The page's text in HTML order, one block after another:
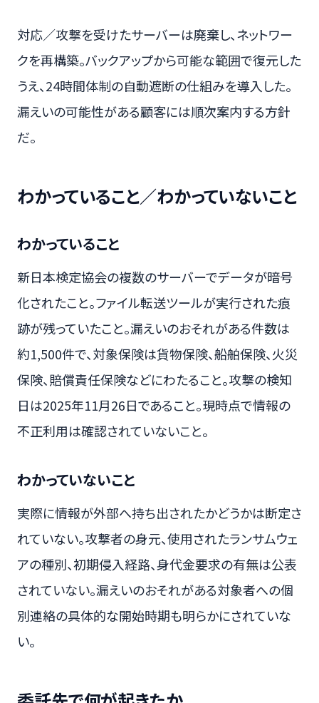
対応／攻撃を受けたサーバーは廃棄し、ネットワー
クを再構築。バックアップから可能な範囲で復元した
うえ、24時間体制の自動遮断の仕組みを導入した。
漏えいの可能性がある顧客には順次案内する方針
だ。
わかっていること／わかっていないこと
わかっていること
新日本検定協会の複数のサーバーでデータが暗号
化されたこと。ファイル転送ツールが実行された痕
跡が残っていたこと。漏えいのおそれがある件数は
約1,500件で、対象保険は貨物保険、船舶保険、火災
保険、賠償責任保険などにわたること。攻撃の検知
日は2025年11月26日であること。現時点で情報の
不正利用は確認されていないこと。
わかっていないこと
実際に情報が外部へ持ち出されたかどうかは断定さ
れていない。攻撃者の身元、使用されたランサムウェ
アの種別、初期侵入経路、身代金要求の有無は公表
されていない。漏えいのおそれがある対象者への個
別連絡の具体的な開始時期も明らかにされていな
い。